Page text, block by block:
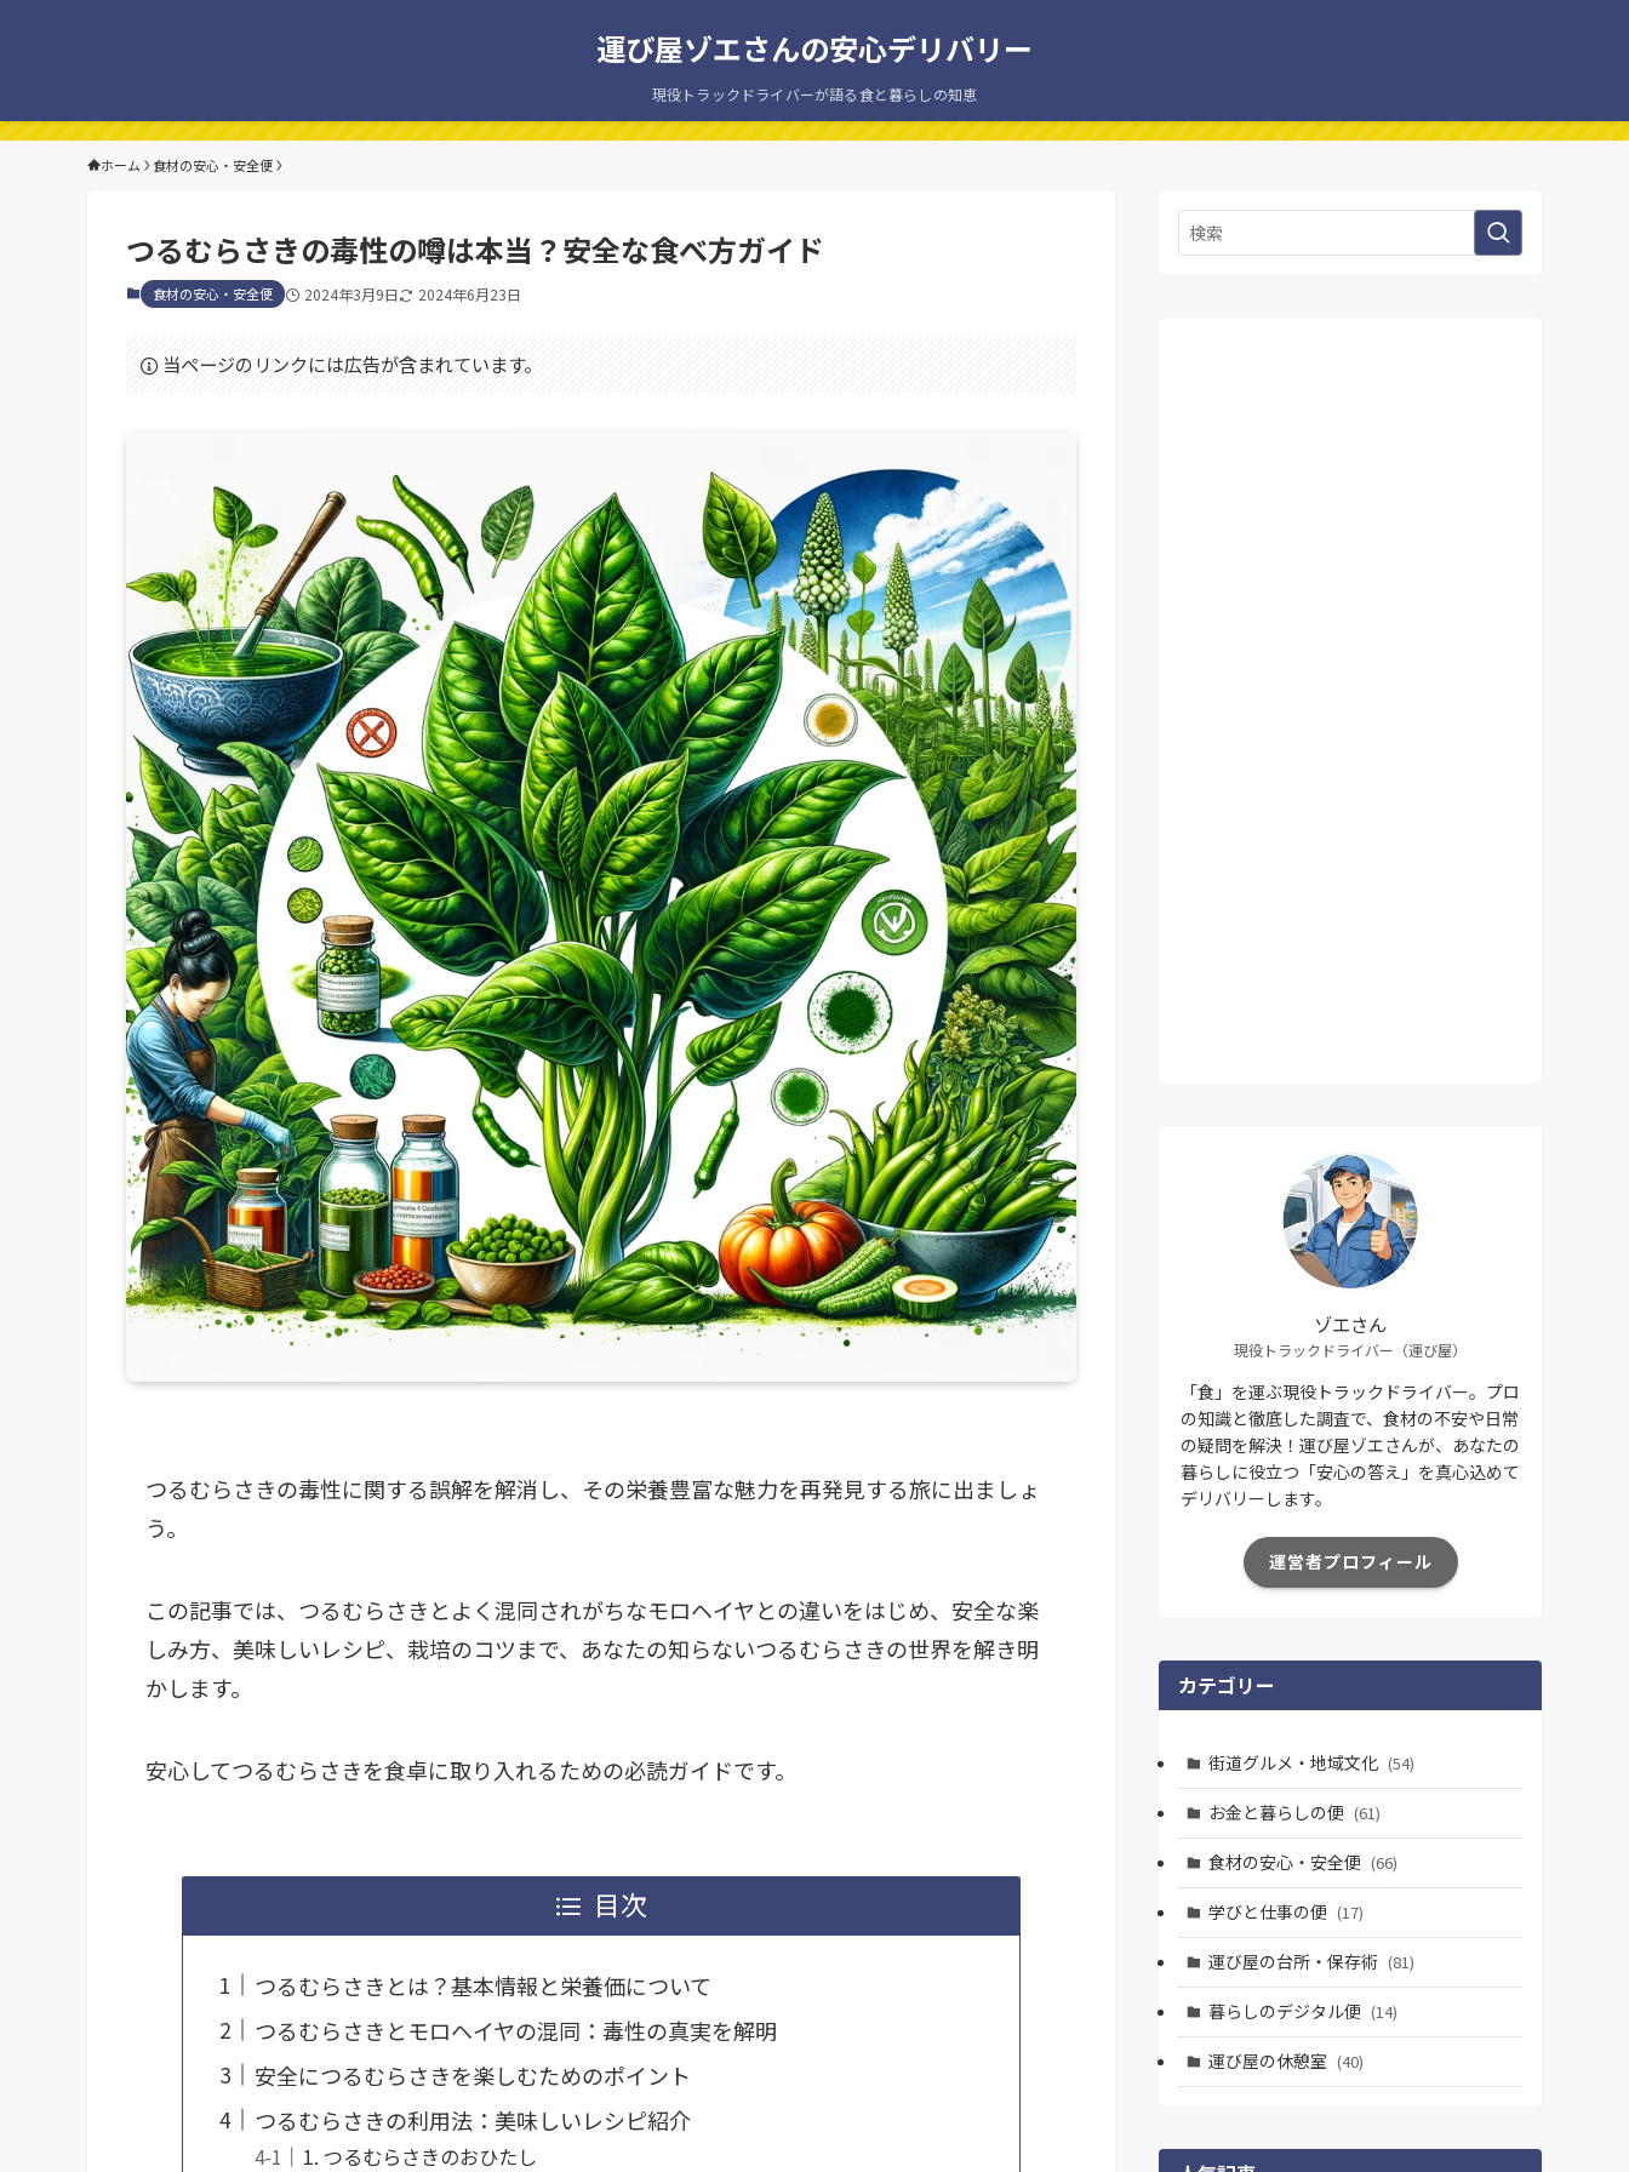
運び屋ゾエさんの安心デリバリー
現役トラックドライバーが語る食と暮らしの知恵
ホーム 食材の安心・安全便
つるむらさきの毒性の噂は本当？安全な食べ方ガイド
食材の安心・安全便 2024年3月9日 2024年6月23日
当ページのリンクには広告が含まれています。
つるむらさきの毒性に関する誤解を解消し、その栄養豊富な魅力を再発見する旅に出ましょ
う。
この記事では、つるむらさきとよく混同されがちなモロヘイヤとの違いをはじめ、安全な楽
しみ方、美味しいレシピ、栽培のコツまで、あなたの知らないつるむらさきの世界を解き明
かします。
安心してつるむらさきを食卓に取り入れるための必読ガイドです。
目次
つるむらさきとは？基本情報と栄養価について
つるむらさきとモロヘイヤの混同：毒性の真実を解明
安全につるむらさきを楽しむためのポイント
つるむらさきの利用法：美味しいレシピ紹介
1. つるむらさきのおひたし
ゾエさん
現役トラックドライバー（運び屋）
「食」を運ぶ現役トラックドライバー。プロ
の知識と徹底した調査で、食材の不安や日常
の疑問を解決！運び屋ゾエさんが、あなたの
暮らしに役立つ「安心の答え」を真心込めて
デリバリーします。
運営者プロフィール
カテゴリー
街道グルメ・地域文化 (54)
お金と暮らしの便 (61)
食材の安心・安全便 (66)
学びと仕事の便 (17)
運び屋の台所・保存術 (81)
暮らしのデジタル便 (14)
運び屋の休憩室 (40)